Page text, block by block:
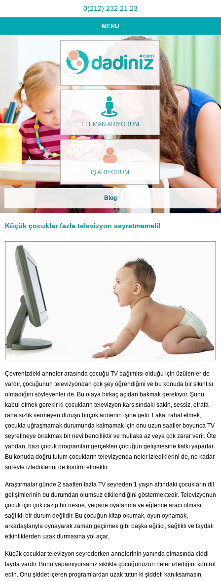
0(212) 232 21 23
MENÜ
ELEMAN ARIYORUM
İŞ ARIYORUM
Blog
Küçük çocuklar fazla televizyon seyretmemeli!
Çevrenizdeki anneler arasında çocuğu TV bağımlısı olduğu için üzülenler de
vardır, çocuğunun televizyondan çok şey öğrendiğini ve bu konuda bir sıkıntısı
olmadığını söyleyenler de. Bu olaya birkaç açıdan bakmak gerekiyor. Şunu
kabul etmek gerekir ki çocukların televizyon karşısındaki sakin, sessiz, etrafa
rahatsızlık vermeyen duruşu birçok annenin işine gelir. Fakat rahat etmek,
çocukla uğraşmamak durumunda kalmamak için onu uzun saatler boyunca TV
seyretmeye bırakmak bir nevi bencilliktir ve mutlaka az veya çok zarar verir. Öte
yandan, bazı çocuk programları gerçekten çocuğun gelişmesine katkı yaparlar.
Bu konuda doğru tutum çocukların televizyonda neler izlediklerini de, ne kadar
süreyle izlediklerini de kontrol etmektir.
Araştırmalar günde 2 saatten fazla TV seyreden 1 yaşın altındaki çocukların dil
gelişimlerinin bu durumdan olumsuz etkilendiğini göstermektedir. Televizyonun
çocuk için çok cazip bir nesne, yegane oyalanma ve eğlence aracı olması
sağlıklı bir durum değildir. Bu çocuğun kitap okumak, oyun oynamak,
arkadaşlarıyla oynayarak zaman geçirmek gibi başka eğitici, sağlıklı ve faydalı
etkinliklerden uzak durmasına yol açar.
Küçük çocuklar televizyon seyrederken annelerinin yanında olmasında ciddi
fayda vardır. Bunu yapamıyorsanız sıklıkla çocuğunuzun neler izlediğini kontrol
edin. Onu şiddet içeren programlardan uzak tutun ki şiddeti kanıksamasın.